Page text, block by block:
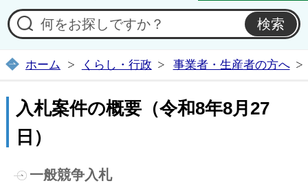
ホーム くらし・行政 事業者・生産者の方へ
入札案件の概要（令和8年8月27
日）
一般競争入札